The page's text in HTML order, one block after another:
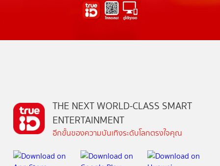
THE NEXT WORLD-CLASS SMART
ENTERTAINMENT
อีกขั้นของความบันเทิงระดับโลกตรงใจคุณ